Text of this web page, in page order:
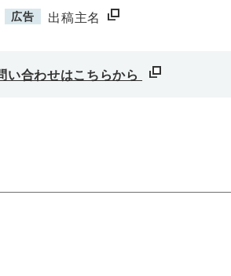
広告 出稿主名
い合わせはこちらから